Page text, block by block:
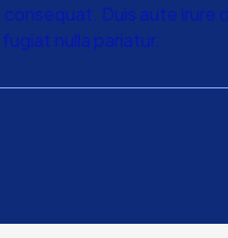
Duis aute irure
nulla pariatur.